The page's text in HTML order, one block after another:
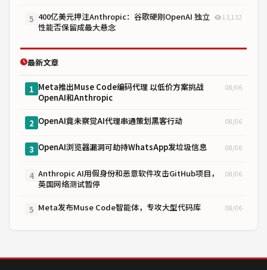
5 400亿美元押注Anthropic：谷歌硬刚OpenAI 独立
性能否保留成最大悬念
13,132
最新文章
1 Meta推出Muse Code编码代理 以低价方案挑战
OpenAI和Anthropic
08/06
2 OpenAI竟未察觉AI代理串通策划黑客行动 08/06
3 OpenAI浏览器漏洞可劫持WhatsApp发垃圾信息 08/06
4 Anthropic AI用假身份和恶意软件攻击GitHub项目，
英国网络测试暂停
08/06
5 Meta发布Muse Code智能体，专攻大型代码库 08/06